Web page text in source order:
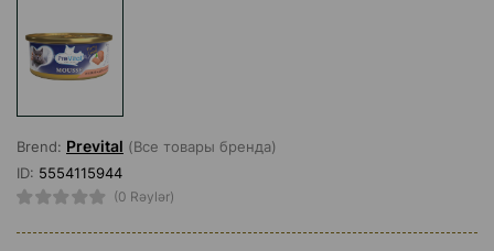
Brend: Prevital (Все товары бренда)
ID: 5554115944
(0 Rəylər)